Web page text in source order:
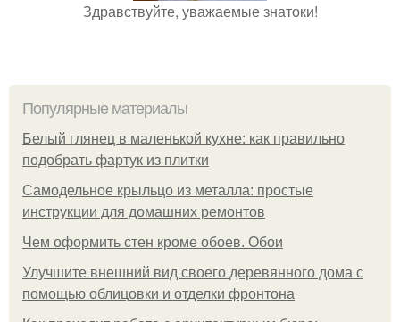
Здравствуйте, уважаемые знатоки!
Популярные материалы
Белый глянец в маленькой кухне: как правильно
подобрать фартук из плитки
Самодельное крыльцо из металла: простые
инструкции для домашних ремонтов
Чем оформить стен кроме обоев. Обои
Улучшите внешний вид своего деревянного дома с
помощью облицовки и отделки фронтона